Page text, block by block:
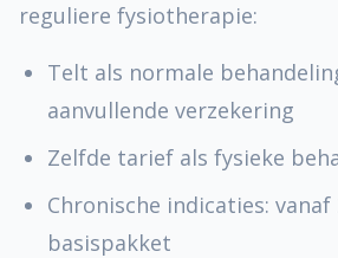
reguliere fysiotherapie:
Telt als normale
aanvullende verzekering
Zelfde tarief als fysieke
Chronische indicaties:
basispakket